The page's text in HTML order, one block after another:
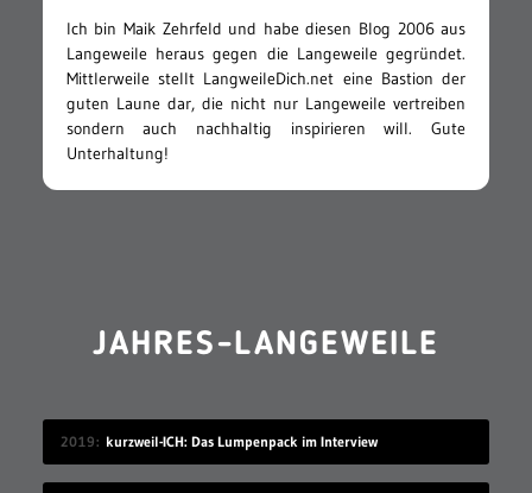
Ich bin Maik Zehrfeld und habe diesen Blog 2006 aus
Langeweile heraus gegen die Langeweile gegründet.
Mittlerweile stellt LangweileDich.net eine Bastion der
guten Laune dar, die nicht nur Langeweile vertreiben
sondern auch nachhaltig inspirieren will. Gute
Unterhaltung!
JAHRES-LANGEWEILE
2019 kurzweil-ICH: Das Lumpenpack im Interview